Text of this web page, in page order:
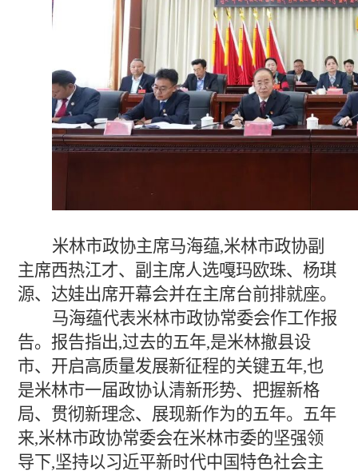
米林市政协主席马海蕴,米林市政协副
主席西热江才、副主席人选嘎玛欧珠、杨琪
源、达娃出席开幕会并在主席台前排就座。
马海蕴代表米林市政协常委会作工作报
告。报告指出,过去的五年,是米林撤县设
市、开启高质量发展新征程的关键五年,也
是米林市一届政协认清新形势、把握新格
局、贯彻新理念、展现新作为的五年。五年
来,米林市政协常委会在米林市委的坚强领
导下,坚持以习近平新时代中国特色社会主